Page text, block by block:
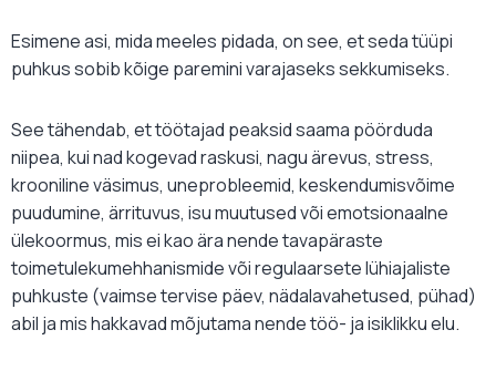
Esimene asi, mida meeles pidada, on see, et seda tüüpi
puhkus sobib kõige paremini varajaseks sekkumiseks.
See tähendab, et töötajad peaksid saama pöörduda
niipea, kui nad kogevad raskusi, nagu ärevus, stress,
krooniline väsimus, uneprobleemid, keskendumisvõime
puudumine, ärrituvus, isu muutused või emotsionaalne
ülekoormus, mis ei kao ära nende tavapäraste
toimetulekumehhanismide või regulaarsete lühiajaliste
puhkuste (vaimse tervise päev, nädalavahetused, pühad)
abil ja mis hakkavad mõjutama nende töö- ja isiklikku elu.